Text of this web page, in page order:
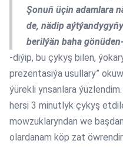
Şonuň üçin adamlara
de, nädip
berilýän baha
-diýip, bu çykyş bilen,
prezentasiýa usullary”
ýürekli ynsanlara
hersi 3 minutlyk çykyş
mowzuklaryndan we
olardanam köp zat